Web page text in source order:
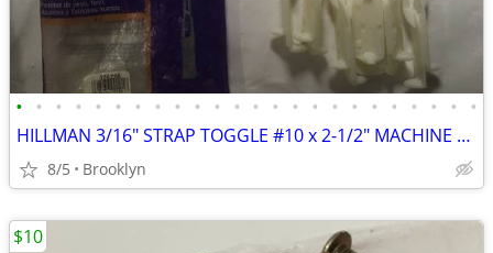
• • • • • • • • • • • • • • • • • • • • • • • •
HILLMAN 3/16" STRAP TOGGLE #10 x 2-1/2" MACHINE SCREW (6-PACK) DRYWALL
8/5 Brooklyn
$10